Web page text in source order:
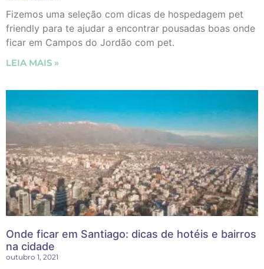
Fizemos uma seleção com dicas de hospedagem pet
friendly para te ajudar a encontrar pousadas boas onde
ficar em Campos do Jordão com pet.
LEIA MAIS »
Onde ficar em Santiago: dicas de hotéis e bairros
na cidade
outubro 1, 2021